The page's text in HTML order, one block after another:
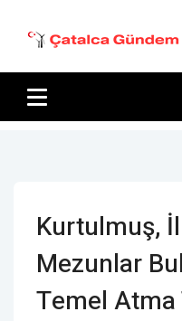
Kurtulmuş,
Mezunlar
Temel Atma